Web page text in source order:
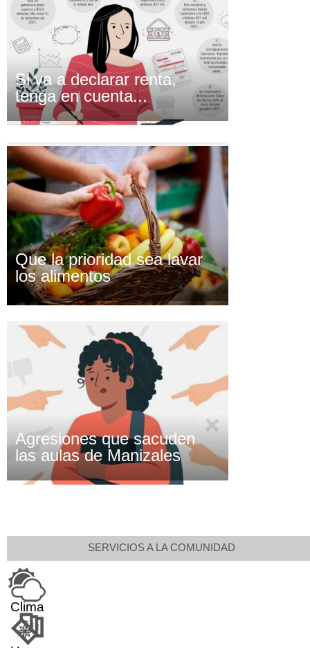
Si va a declarar renta,
tenga en cuenta...
Que la prioridad sea lavar
los alimentos
Agresiones que sacuden
las aulas de Manizales
SERVICIOS A LA COMUNIDAD
Clima